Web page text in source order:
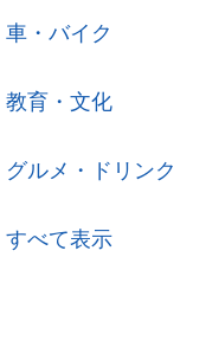
車・バイク
教育・文化
グルメ・ドリンク
すべて表示